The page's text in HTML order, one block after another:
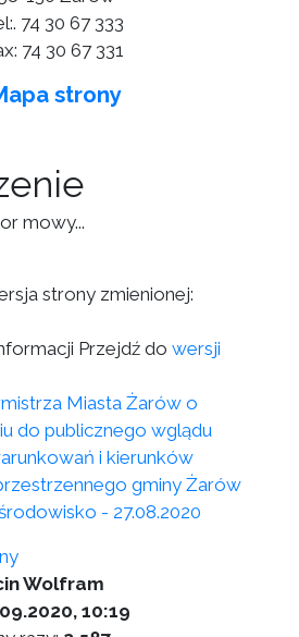
74 30 67 333
74 30 67 331
strony
mowy...
strony zmienionej:
Przejdź do wersji
Miasta Żarów o
do publicznego wglądu
i kierunków
gminy Żarów
- 27.08.2020
Wolfram
10:19